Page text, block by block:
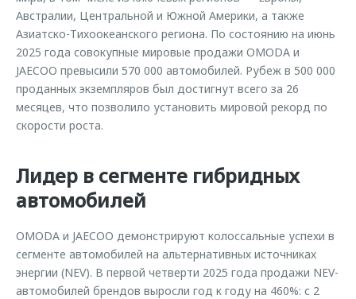
Австралии, Центральной и Южной Америки, а также
Азиатско-Тихоокеанского региона. По состоянию на июнь
2025 года совокупные мировые продажи OMODA и
JAECOO превысили 570 000 автомобилей. Рубеж в 500 000
проданных экземпляров был достигнут всего за 26
месяцев, что позволило установить мировой рекорд по
скорости роста.
Лидер в сегменте гибридных
автомобилей
OMODA и JAECOO демонстрируют колоссальные успехи в
сегменте автомобилей на альтернативных источниках
энергии (NEV). В первой четверти 2025 года продажи NEV-
автомобилей брендов выросли год к году на 460%: с 2